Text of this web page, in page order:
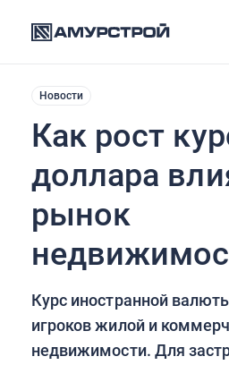
Новости
Как рост
доллара
рынок
Курс иностранной
игроков жилой и
недвижимости. Для